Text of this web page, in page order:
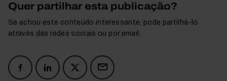
Quer partilhar esta publicação?
Se achou este conteúdo interessante, pode partilhá-lo
através das redes sociais ou por email.